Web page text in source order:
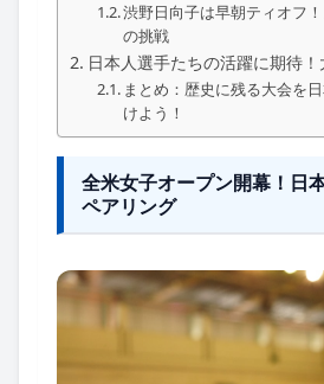
渋野日向子は早朝ティオフ
の挑戦
日本人選手たちの活躍に期待
まとめ：歴史に残る大会を
けよう！
全米女子オープン開幕！日
ペアリング